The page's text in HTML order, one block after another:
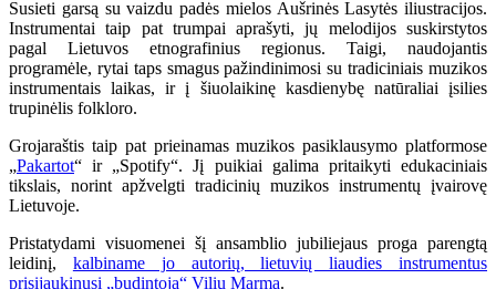
Susieti garsą su vaizdu padės mielos Aušrinės Lasytės iliustracijos.
Instrumentai taip pat trumpai aprašyti, jų melodijos suskirstytos
pagal Lietuvos etnografinius regionus. Taigi, naudojantis
programėle, rytai taps smagus pažindinimosi su tradiciniais muzikos
instrumentais laikas, ir į šiuolaikinę kasdienybę natūraliai įsilies
trupinėlis folkloro.
Grojaraštis taip pat prieinamas muzikos pasiklausymo platformose
„Pakartot“ ir „Spotify“. Jį puikiai galima pritaikyti edukaciniais
tikslais, norint apžvelgti tradicinių muzikos instrumentų įvairovę
Lietuvoje.
Pristatydami visuomenei šį ansamblio jubiliejaus proga parengtą
leidinį, kalbiname jo autorių, lietuvių liaudies instrumentus
prisijaukinusį „budintoją“ Vilių Marmą.